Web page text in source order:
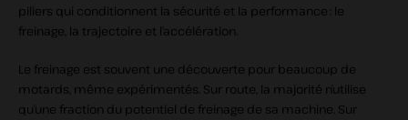
piliers qui conditionnent la sécurité et la performance : le
freinage, la trajectoire et l’accélération.
Le freinage est souvent une découverte pour beaucoup de
motards, même expérimentés. Sur route, la majorité n’utilise
qu’une fraction du potentiel de freinage de sa machine. Sur